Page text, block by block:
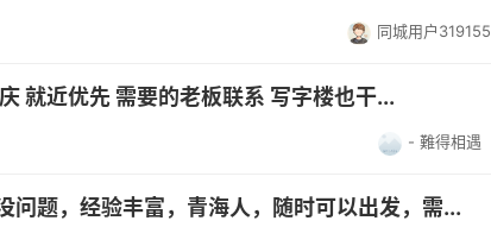
同城用户319155
就近优先 需要的老板联系 写字楼也干...
- 難得相遇
问题，经验丰富，青海人，随时可以出发，需...